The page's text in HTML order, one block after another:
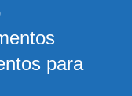
para